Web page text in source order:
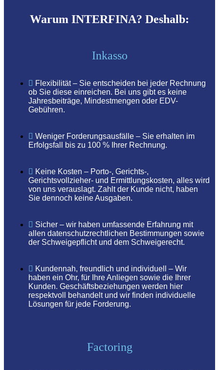
Warum INTERFINA? Deshalb:
Inkasso
Flexibilität – Sie entscheiden bei jeder Rechnung
ob Sie diese einreichen. Bei uns gibt es keine
Jahresbeiträge, Mindestmengen oder EDV-
Gebühren.
Weniger Forderungsausfälle – Sie erhalten im
Erfolgsfall bis zu 100 % Ihrer Rechnung.
Keine Kosten – Porto-, Gerichts-,
Gerichtsvollzieher- und Ermittlungskosten, alles wird
von uns verauslagt. Zahlt der Kunde nicht, haben
Sie dennoch keine Ausgaben.
Sicher – wir haben umfassende Erfahrung mit
allen datenschutzrechtlichen Bestimmungen sowie
der Schweigepflicht und dem Schweigerecht.
Kundennah, freundlich und individuell – Wir
haben ein Ohr, für Ihre Anliegen sowie die Ihrer
Kunden. Geschäftsbeziehungen werden hier
respektvoll behandelt und wir finden individuelle
Lösungen für jede Forderung.
Factoring